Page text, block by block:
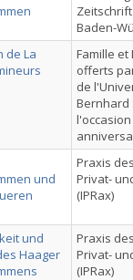
Baden-
de La
Famille et
offerts
de
Bernhard
und
Praxis
Privat-
(IPRax)
und
Haager
Praxis
Privat-
(IPRax)